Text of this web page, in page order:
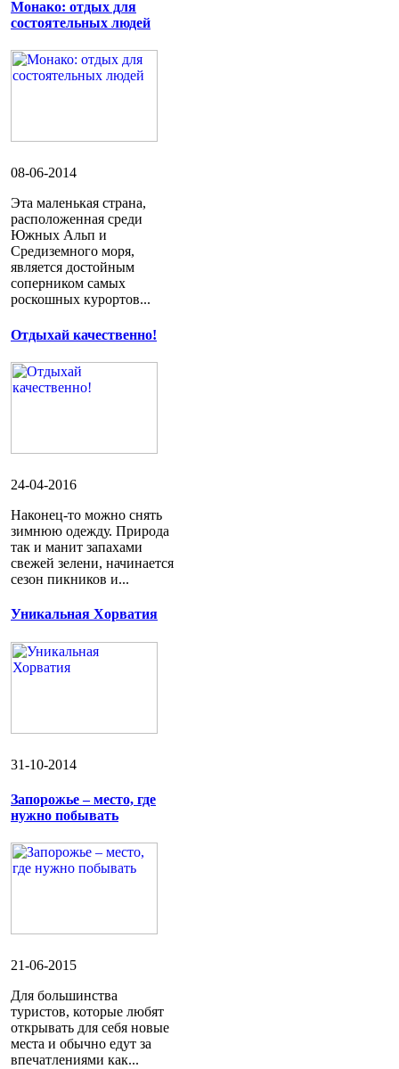
Монако: отдых для
состоятельных людей
08-06-2014
Эта маленькая страна,
расположенная среди
Южных Альп и
Средиземного моря,
является достойным
соперником самых
роскошных курортов...
Отдыхай качественно!
24-04-2016
Наконец-то можно снять
зимнюю одежду. Природа
так и манит запахами
свежей зелени, начинается
сезон пикников и...
Уникальная Хорватия
31-10-2014
Запорожье – место, где
нужно побывать
21-06-2015
Для большинства
туристов, которые любят
открывать для себя новые
места и обычно едут за
впечатлениями как...